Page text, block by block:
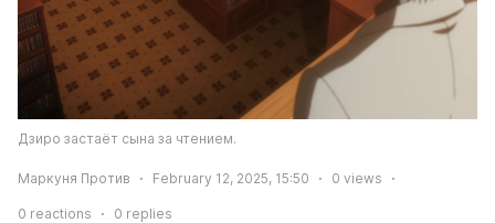
Дзиро застаёт сына за чтением.
Маркуня Против February 12, 2025, 15:50 0 views
0 reactions 0 replies